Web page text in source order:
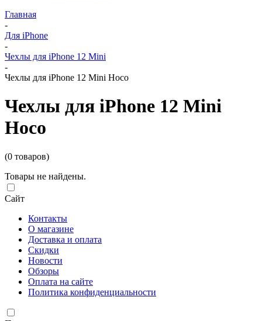
Главная
-
Для iPhone
-
Чехлы для iPhone 12 Mini
-
Чехлы для iPhone 12 Mini Hoco
Чехлы для iPhone 12 Mini
Hoco
(0 товаров)
Товары не найдены.
Сайт
Контакты
О магазине
Доставка и оплата
Скидки
Новости
Обзоры
Оплата на сайте
Политика конфиденциальности